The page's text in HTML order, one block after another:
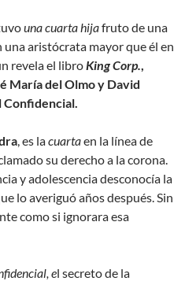
una cuarta hijafruto de una
aristócrata mayor que él en
revela el libroKing Corp.,
María del Olmo y David
Confidencial.
, es lacuartaen la línea de
su derecho a la corona.
y adolescencia desconocía la
lo averiguó años después. Sin
como si ignorara esa
el secreto de la